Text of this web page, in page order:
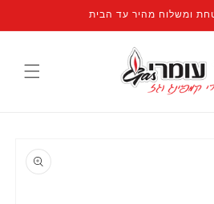
ומשלוח מהיר עד הבית